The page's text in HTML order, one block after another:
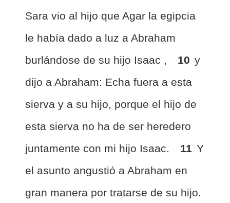
Sara vio al hijo que Agar la egipcia
le había dado a luz a Abraham
burlándose de su hijo Isaac ,
10 y
dijo a Abraham: Echa fuera a esta
sierva y a su hijo, porque el hijo de
esta sierva no ha de ser heredero
juntamente con mi hijo Isaac.
11 Y
el asunto angustió a Abraham en
gran manera por tratarse de su hijo.